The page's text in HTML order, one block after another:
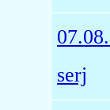
serj